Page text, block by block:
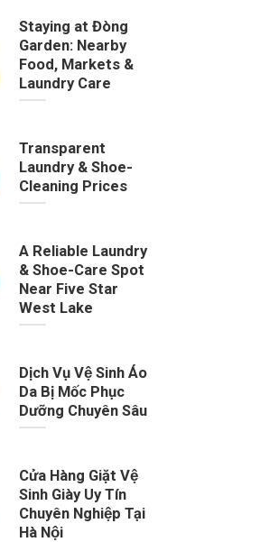
Staying at Đòng
Garden: Nearby
Food, Markets &
Laundry Care
Transparent
Laundry & Shoe-
Cleaning Prices
A Reliable Laundry
& Shoe-Care Spot
Near Five Star
West Lake
Dịch Vụ Vệ Sinh Áo
Da Bị Mốc Phục
Dưỡng Chuyên Sâu
Cửa Hàng Giặt Vệ
Sinh Giày Uy Tín
Chuyên Nghiệp Tại
Hà Nội